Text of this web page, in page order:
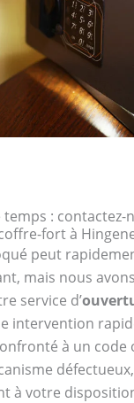
temps :
fort à
peut
mais nous
service d’
intervention
à un code
à votre